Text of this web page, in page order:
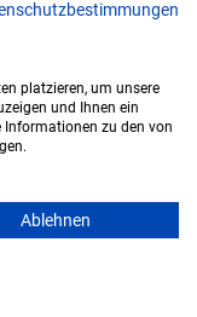
erkennen kannst
Wenn du schon
mal überlegt
hast, wie die
dir nach Hause
kommen, hast du
platzieren, um unsere
und Ihnen ein
Informationen zu den von
Ablehnen